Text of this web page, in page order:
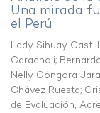
Una mirada
el Perú
Lady Sihuay
Caracholi;
Nelly Góngora Jara
Chávez Ruesta;
de Evaluación,